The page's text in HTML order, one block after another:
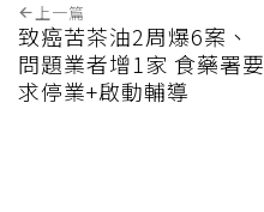
上一篇
致癌苦茶油2周爆6案、
問題業者增1家 食藥署要
求停業+啟動輔導